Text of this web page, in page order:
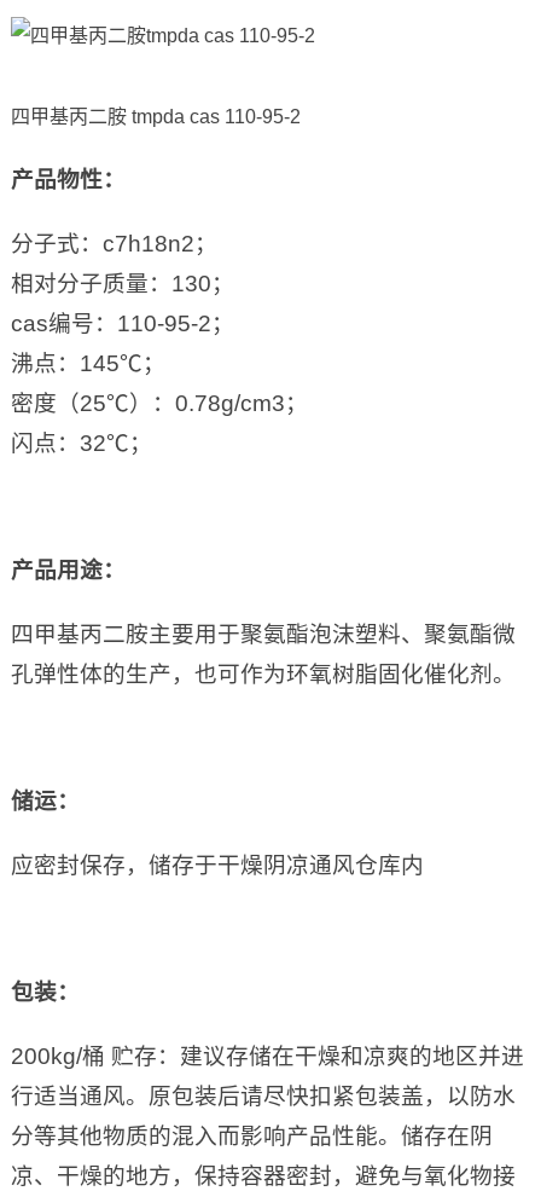
四甲基丙二胺 tmpda cas 110-95-2
产品物性：
分子式：c7h18n2；
相对分子质量：130；
cas编号：110-95-2；
沸点：145℃；
密度（25℃）：0.78g/cm3；
闪点：32℃；
产品用途：
四甲基丙二胺主要用于聚氨酯泡沫塑料、聚氨酯微
孔弹性体的生产，也可作为环氧树脂固化催化剂。
储运：
应密封保存，储存于干燥阴凉通风仓库内
包装：
200kg/桶 贮存：建议存储在干燥和凉爽的地区并进
行适当通风。原包装后请尽快扣紧包装盖，以防水
分等其他物质的混入而影响产品性能。储存在阴
凉、干燥的地方，保持容器密封，避免与氧化物接